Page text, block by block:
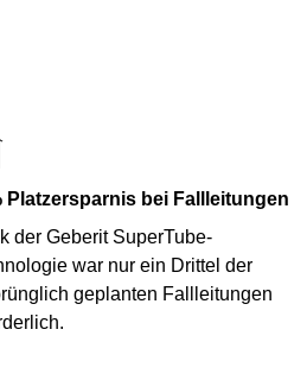
Platzersparnis bei Fallleitungen
der Geberit SuperTube-
war nur ein Drittel der
geplanten Fallleitungen